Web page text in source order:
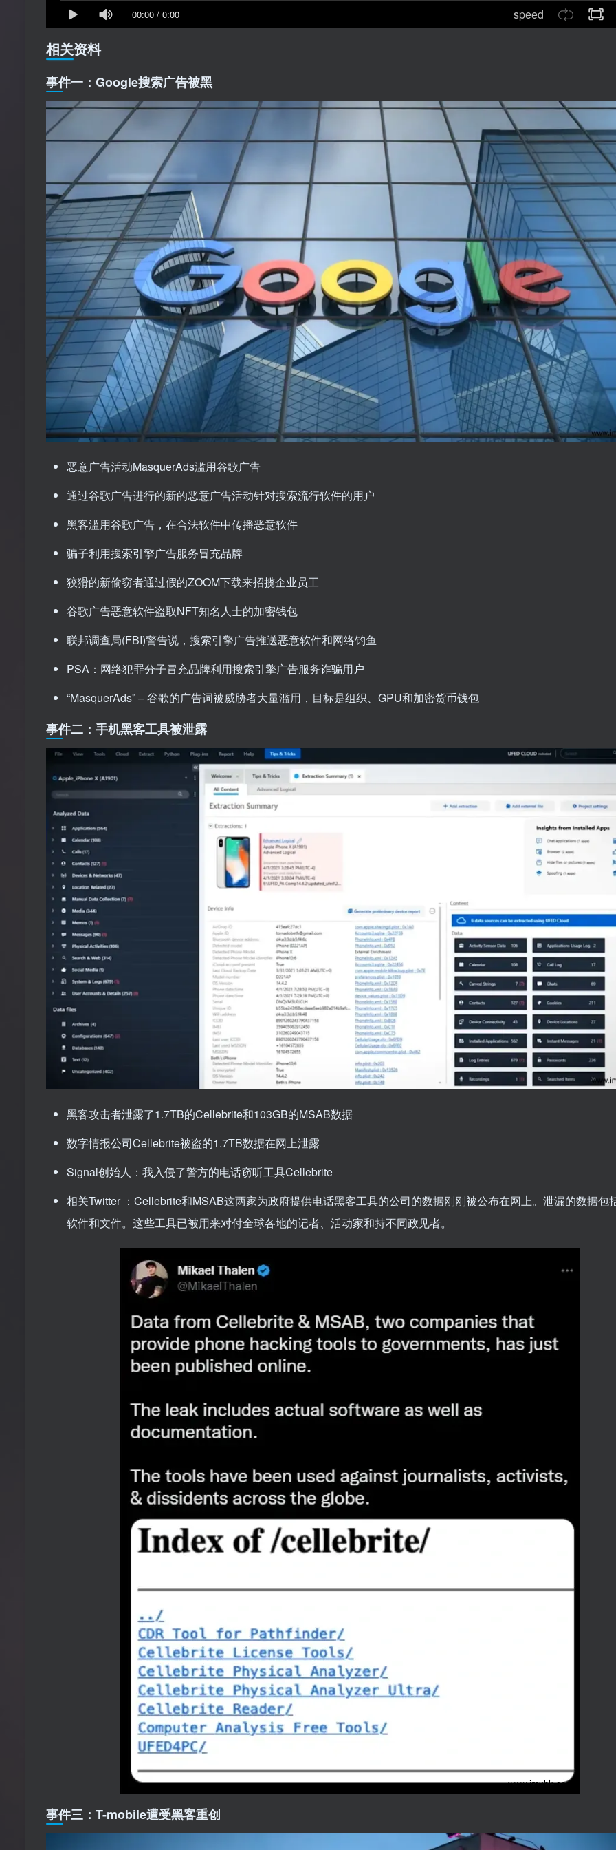
00:00 / 0:00 speed
相关资料
事件一：Google搜索广告被黑
恶意广告活动MasquerAds滥用谷歌广告
通过谷歌广告进行的新的恶意广告活动针对搜索流行软件的用户
黑客滥用谷歌广告，在合法软件中传播恶意软件
骗子利用搜索引擎广告服务冒充品牌
狡猾的新偷窃者通过假的ZOOM下载来招揽企业员工
谷歌广告恶意软件盗取NFT知名人士的加密钱包
联邦调查局(FBI)警告说，搜索引擎广告推送恶意软件和网络钓鱼
PSA：网络犯罪分子冒充品牌利用搜索引擎广告服务诈骗用户
“MasquerAds” – 谷歌的广告词被威胁者大量滥用，目标是组织、GPU和加密货币钱包
事件二：手机黑客工具被泄露
黑客攻击者泄露了1.7TB的Cellebrite和103GB的MSAB数据
数字情报公司Cellebrite被盗的1.7TB数据在网上泄露
Signal创始人：我入侵了警方的电话窃听工具Cellebrite
相关Twitter ：Cellebrite和MSAB这两家为政府提供电话黑客工具的公司的数据刚刚被公布在网上。泄漏的数据包
软件和文件。这些工具已被用来对付全球各地的记者、活动家和持不同政见者。
事件三：T-mobile遭受黑客重创